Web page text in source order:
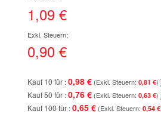
der
Bildgalerie
1,09 €
0,90 €
Kauf 10 für 0,98 € 0,81 €
Kauf 50 für 0,76 € 0,63 €
Kauf 100 für 0,65 € 0,54 €